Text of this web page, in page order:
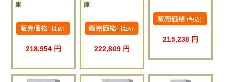
庫
218,954 円
庫
222,809 円
215,238 円